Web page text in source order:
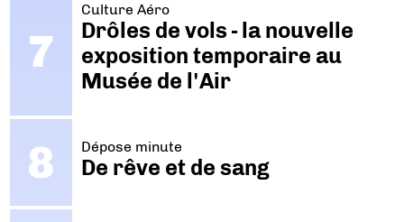
Culture Aéro
Drôles de vols - la nouvelle
exposition temporaire au
Musée de l'Air
Dépose minute
De rêve et de sang